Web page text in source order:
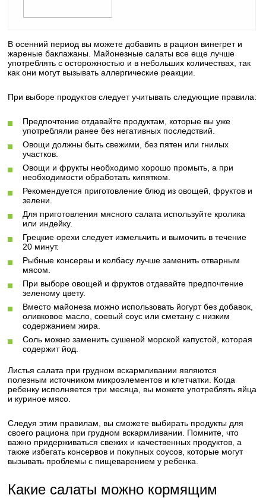
В осенний период вы можете добавить в рацион винегрет и
жареные баклажаны. Майонезные салаты все еще лучше
употреблять с осторожностью и в небольших количествах, так
как они могут вызывать аллергические реакции.
При выборе продуктов следует учитывать следующие правила:
Предпочтение отдавайте продуктам, которые вы уже
употребляли ранее без негативных последствий.
Овощи должны быть свежими, без пятен или гнилых
участков.
Овощи и фрукты необходимо хорошо промыть, а при
необходимости обработать кипятком.
Рекомендуется приготовление блюд из овощей, фруктов и
зелени.
Для приготовления мясного салата используйте кролика
или индейку.
Грецкие орехи следует измельчить и вымочить в течение
20 минут.
Рыбные консервы и колбасу лучше заменить отварным
мясом.
При выборе овощей и фруктов отдавайте предпочтение
зеленому цвету.
Вместо майонеза можно использовать йогурт без добавок,
оливковое масло, соевый соус или сметану с низким
содержанием жира.
Соль можно заменить сушеной морской капустой, которая
содержит йод.
Листья салата при грудном вскармливании являются
полезным источником микроэлементов и клетчатки. Когда
ребенку исполняется три месяца, вы можете употреблять яйца
и куриное мясо.
Следуя этим правилам, вы сможете выбирать продукты для
своего рациона при грудном вскармливании. Помните, что
важно придерживаться свежих и качественных продуктов, а
также избегать консервов и покупных соусов, которые могут
вызывать проблемы с пищеварением у ребенка.
Какие салаты можно кормящим